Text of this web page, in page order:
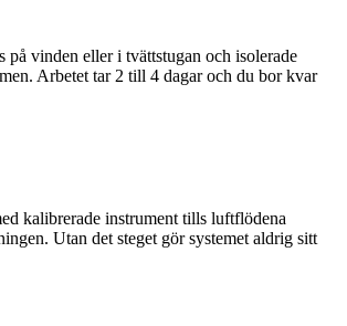
på vinden eller i tvättstugan och isolerade
Arbetet tar 2 till 4 dagar och du bor kvar
kalibrerade instrument tills luftflödena
Utan det steget gör systemet aldrig sitt